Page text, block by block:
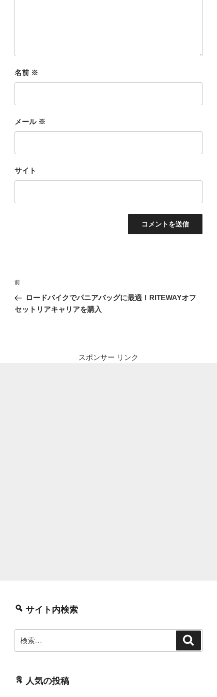
名前 ※
メール ※
サイト
投
ナ
前
の
投
前
ロードバイクでパニアバッグに最適！RITEWAYオフ
セットリアキャリアを購入
スポンサー リンク
サイト内検索
索:
人気の投稿